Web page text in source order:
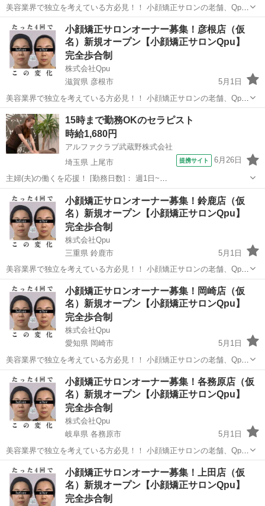
美容業界で独立を考えている方必見！！ 小顔矯正サロンの老舗、Qpu
のオーナーとして、新しいキャリアをスタートしませんか？？ 🌟 「キ
ュープ」ってどんなサロン？ 🌟 Qpuは2012年に東京の六本木で第1号
店をオープ...
京都 亀岡市 セラピスト リモート
小顔矯正サロンオーナー募集！彦根店（仮
名）新規オープン【小顔矯正サロンQpu】
完全歩合制
株式会社Qpu
滋賀県 彦根市
5月1日
美容業界で独立を考えている方必見！！ 小顔矯正サロンの老舗、Qpu
のオーナーとして、新しいキャリアをスタートしませんか？？ 🌟 「キ
ュープ」ってどんなサロン？ 🌟 Qpuは2012年に東京の六本木で第1号
店をオープ...
滋賀 彦根市 セラピスト
15時まで勤務OKのセラピスト
時給1,680円
アルファクラブ武蔵野株式会社
埼玉県 上尾市
提携サイト 6月26日
主婦(夫)の働くを応援！ [勤務日数]： 週1日~
10:00~15:00/13:00~16:00/15:00~20:00/10:00~19:00/19:00~23:00 月/
火/水/木/金/土/日 などから選べます [...
埼玉 上尾市 セラピスト
小顔矯正サロンオーナー募集！鈴鹿店（仮
名）新規オープン【小顔矯正サロンQpu】
完全歩合制
株式会社Qpu
三重県 鈴鹿市
5月1日
美容業界で独立を考えている方必見！！ 小顔矯正サロンの老舗、Qpu
のオーナーとして、新しいキャリアをスタートしませんか？？ 🌟 「キ
ュープ」ってどんなサロン？ 🌟 Qpuは2012年に東京の六本木で第1号
店をオープ...
三重 鈴鹿市 セラピスト リモート
小顔矯正サロンオーナー募集！岡崎店（仮
名）新規オープン【小顔矯正サロンQpu】
完全歩合制
株式会社Qpu
愛知県 岡崎市
5月1日
美容業界で独立を考えている方必見！！ 小顔矯正サロンの老舗、Qpu
のオーナーとして、新しいキャリアをスタートしませんか？？ 🌟 「キ
ュープ」ってどんなサロン？ 🌟 Qpuは2012年に東京の六本木で第1号
店をオープ...
愛知 岡崎市 セラピスト リモート
小顔矯正サロンオーナー募集！各務原店（仮
名）新規オープン【小顔矯正サロンQpu】
完全歩合制
株式会社Qpu
岐阜県 各務原市
5月1日
美容業界で独立を考えている方必見！！ 小顔矯正サロンの老舗、Qpu
のオーナーとして、新しいキャリアをスタートしませんか？？ 🌟 「キ
ュープ」ってどんなサロン？ 🌟 Qpuは2012年に東京の六本木で第1号
店をオープ...
岐阜 各務原市 セラピスト リモート
小顔矯正サロンオーナー募集！上田店（仮
名）新規オープン【小顔矯正サロンQpu】
完全歩合制